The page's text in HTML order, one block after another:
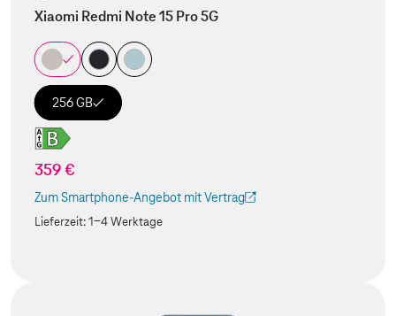
Xiaomi Redmi Note 15 Pro 5G
256 GB
359 €
Zum Smartphone-Angebot mit Vertrag
(Der Link wird in einem neuen Tab geöffnet)
Lieferzeit:1-4 Werktage